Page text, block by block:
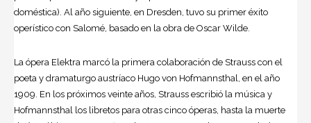
doméstica). Al año siguiente, en Dresden, tuvo su primer éxito
operístico con Salomé, basado en la obra de Oscar Wilde.
La ópera Elektra marcó la primera colaboración de Strauss con el
poeta y dramaturgo austríaco Hugo von Hofmannsthal, en el año
1909. En los próximos veinte años, Strauss escribió la música y
Hofmannsthal los libretos para otras cinco óperas, hasta la muerte